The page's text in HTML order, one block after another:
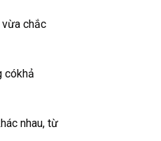
chắc
cókhả
nhau, từ